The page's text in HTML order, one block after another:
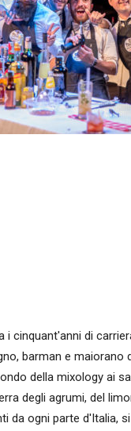
i cinquant'anni di
barman e
della mixology ai
degli agrumi, del
da ogni parte d'Italia,